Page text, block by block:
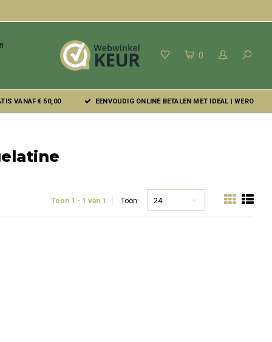
0
VANAF € 50,00 EENVOUDIG ONLINE BETALEN MET IDEAL | WERO
Toon 1 - 1 van 1 Toon: 24